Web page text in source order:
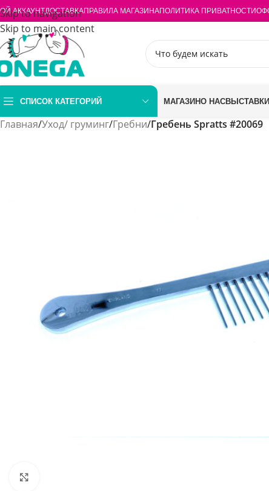
Skip to navigation
Skip to main content
АККАУНТДОСТАВКАПРАВИЛА МАГАЗИНАПОЛИТИКА ПРИВАТНОСТИ
СПИСОК КАТЕГОРИЙ МАГАЗИНО НАСВЫСТАВКИ
Главная/Уход/ груминг/Гребни/Гребень Spratts #20069